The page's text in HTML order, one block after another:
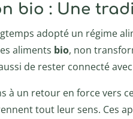
bio : Une
adopté un régime
aliments bio, non
de rester connecté
à un retour en force vers
tout leur sens. Ces